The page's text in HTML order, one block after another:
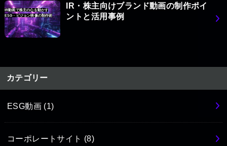
IR動画で株主の心を動かす
ESG・ビジョン映像の制作術
IR・株主向けブランド動画の制作ポイ
ントと活用事例
カテゴリー
ESG動画 (1)
コーポレートサイト (8)